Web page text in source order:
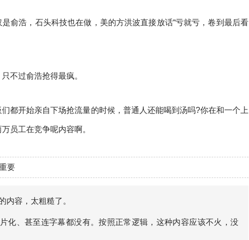
是俞浩，石头科技也在做，美的方洪波直接放话“亏就亏，卷到最后看
不过俞浩抢得最疯。
都开始亲自下场抢流量的时候，普通人还能喝到汤吗?你在和一个上
员工在竞争呢内容啊。
要
内容，太粗糙了。
化、甚至连字幕都没有。按照正常逻辑，这种内容应该不火，没